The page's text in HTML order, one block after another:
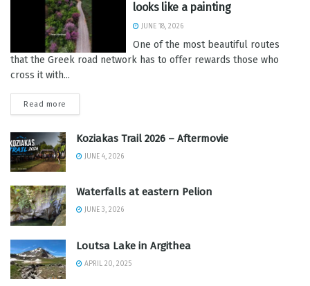
looks like a painting
JUNE 18, 2026
One of the most beautiful routes
that the Greek road network has to offer rewards those who
cross it with...
Read more
Koziakas Trail 2026 – Aftermovie
JUNE 4, 2026
Waterfalls at eastern Pelion
JUNE 3, 2026
Loutsa Lake in Argithea
APRIL 20, 2025